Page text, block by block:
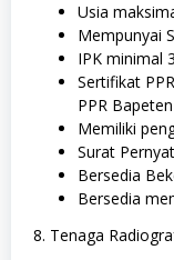
Usia
Mempunyai
IPK minimal
Sertifikat
PPR Bapeten
Memiliki
Surat
Bersedia
Bersedia
8. Tenaga